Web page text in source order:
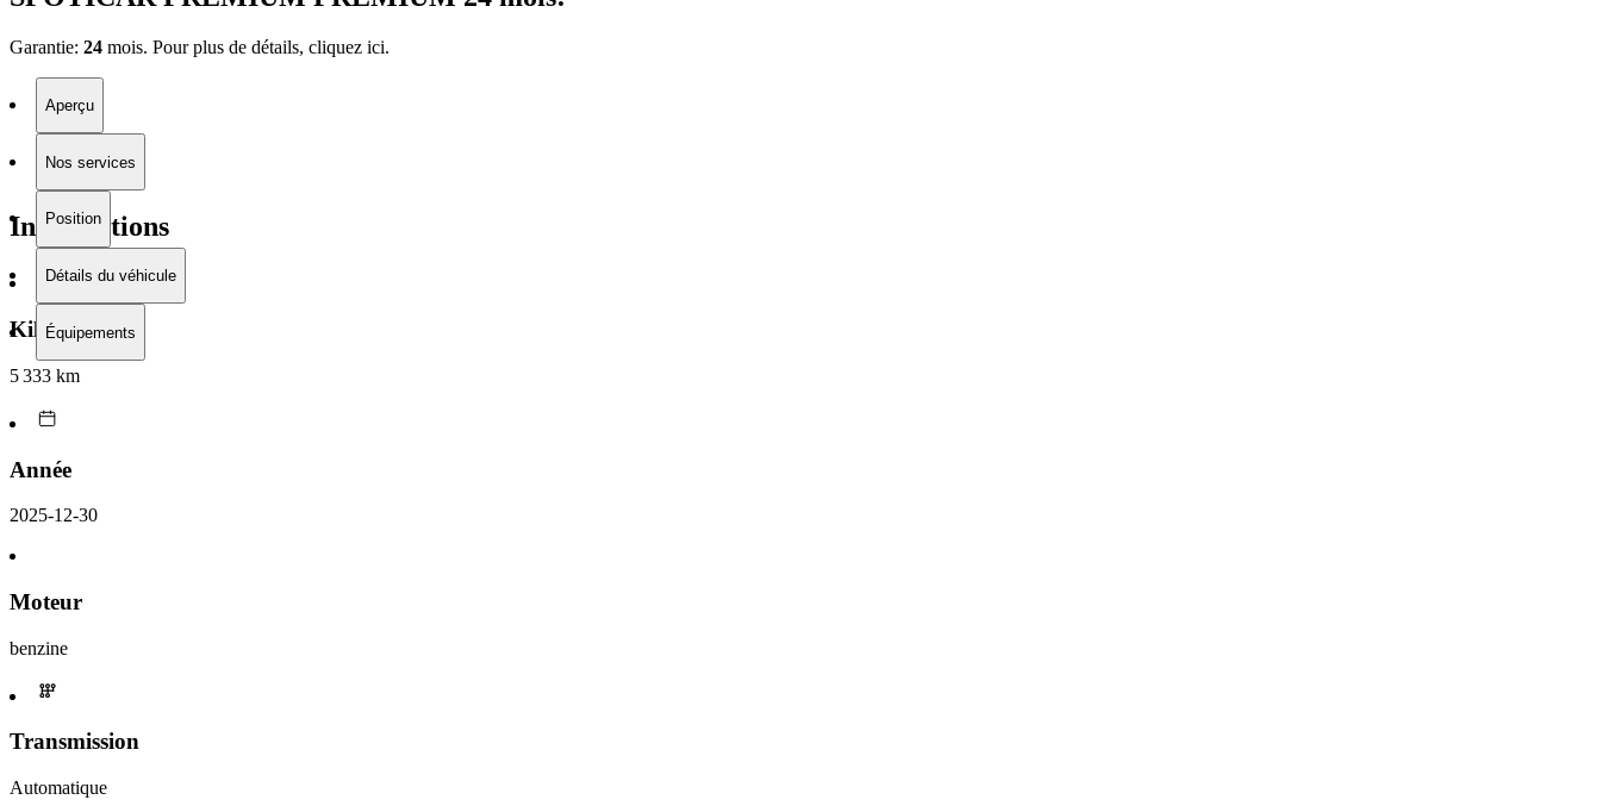
Garantie: 24 mois. Pour plus de détails, cliquez ici.
Aperçu
Nos services
Position
Détails du véhicule
Équipements
Informations
Kilométrage
5 333 km
Année
2025-12-30
Moteur
benzine
Transmission
Automatique